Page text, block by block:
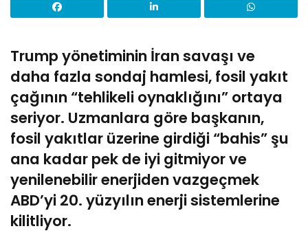
Trump yönetiminin İran savaşı ve
daha fazla sondaj hamlesi, fosil yakıt
çağının “tehlikeli oynaklığını” ortaya
seriyor. Uzmanlara göre başkanın,
fosil yakıtlar üzerine girdiği “bahis” şu
ana kadar pek de iyi gitmiyor ve
yenilenebilir enerjiden vazgeçmek
ABD’yi 20. yüzyılın enerji sistemlerine
kilitliyor.